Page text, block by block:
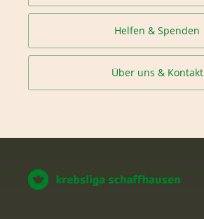
Helfen & Spenden
Über uns & Kontakt